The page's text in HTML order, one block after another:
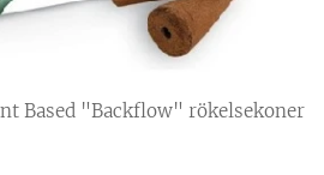
Based "Backflow" rökelsekoner